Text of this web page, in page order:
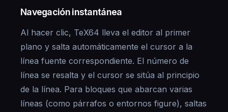
Navegación instantánea
Al hacer clic, TeX64 lleva el editor al primer
plano y salta automáticamente el cursor a la
línea fuente correspondiente. El número de
línea se resalta y el cursor se sitúa al principio
de la línea. Para bloques que abarcan varias
líneas (como párrafos o entornos figure), saltas